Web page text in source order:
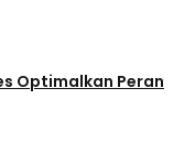
Optimalkan Peran